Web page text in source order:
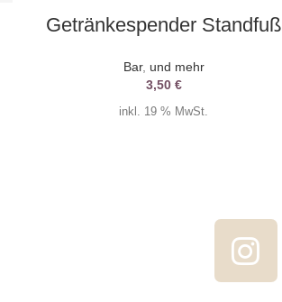
Getränkespender Standfuß
Bar, und mehr
3,50 €
inkl. 19 % MwSt.